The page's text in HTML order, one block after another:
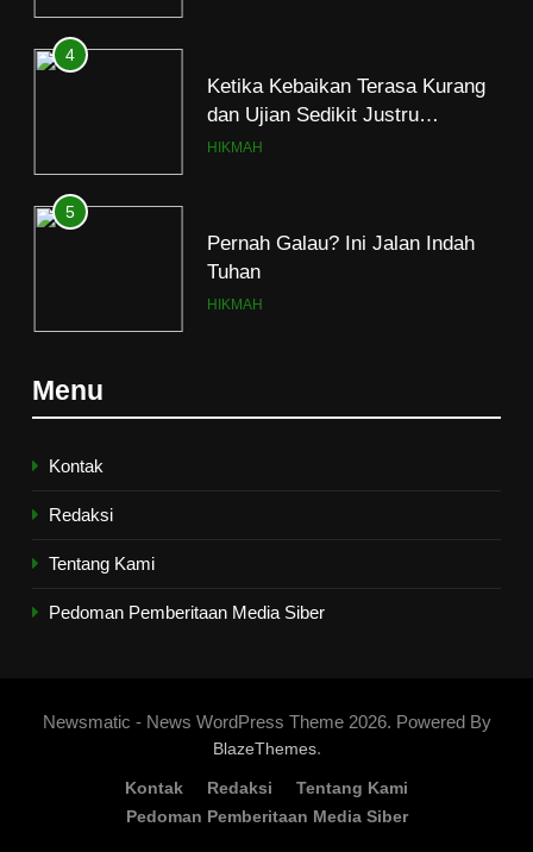
4
Ketika Kebaikan Terasa Kurang
dan Ujian Sedikit Justru
Menjerumuskan
HIKMAH
5
Pernah Galau? Ini Jalan Indah
Tuhan
HIKMAH
7
HIKMAH
Mau Masuk Surga, Tapi Takut
Mati
Menu
Kontak
Redaksi
Tentang Kami
Pedoman Pemberitaan Media Siber
Newsmatic - News WordPress Theme 2026. Powered By
BlazeThemes.
Kontak Redaksi
Tentang Kami
Pedoman Pemberitaan Media Siber